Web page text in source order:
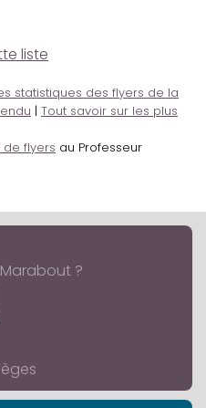
liste
statistiques des flyers de la
| Tout savoir sur les plus
de flyers au Professeur
?